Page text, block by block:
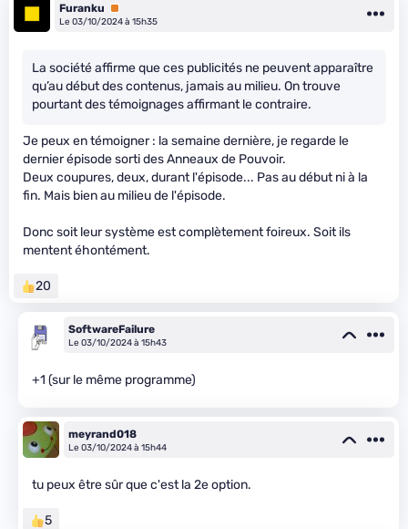
Furanku
Premium
Le 03/10/2024 à 15h35
La société affirme que ces publicités ne peuvent apparaître
qu’au début des contenus, jamais au milieu. On trouve
pourtant des témoignages affirmant le contraire.
Je peux en témoigner : la semaine dernière, je regarde le
dernier épisode sorti des Anneaux de Pouvoir.
Deux coupures, deux, durant l'épisode... Pas au début ni à la
fin. Mais bien au milieu de l'épisode.
Donc soit leur système est complètement foireux. Soit ils
mentent éhontément.
20
SoftwareFailure
Le 03/10/2024 à 15h43
+1 (sur le même programme)
meyrand018
Le 03/10/2024 à 15h44
tu peux être sûr que c'est la 2e option.
5